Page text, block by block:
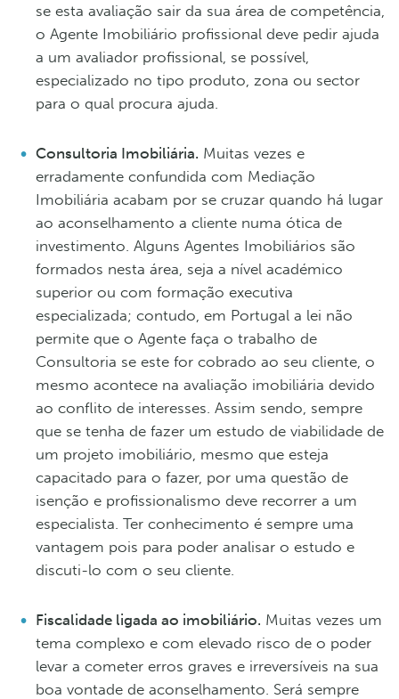
se esta avaliação sair da sua área de competência,
o Agente Imobiliário profissional deve pedir ajuda
a um avaliador profissional, se possível,
especializado no tipo produto, zona ou sector
para o qual procura ajuda.
Consultoria Imobiliária. Muitas vezes e
erradamente confundida com Mediação
Imobiliária acabam por se cruzar quando há lugar
ao aconselhamento a cliente numa ótica de
investimento. Alguns Agentes Imobiliários são
formados nesta área, seja a nível académico
superior ou com formação executiva
especializada; contudo, em Portugal a lei não
permite que o Agente faça o trabalho de
Consultoria se este for cobrado ao seu cliente, o
mesmo acontece na avaliação imobiliária devido
ao conflito de interesses. Assim sendo, sempre
que se tenha de fazer um estudo de viabilidade de
um projeto imobiliário, mesmo que esteja
capacitado para o fazer, por uma questão de
isenção e profissionalismo deve recorrer a um
especialista. Ter conhecimento é sempre uma
vantagem pois para poder analisar o estudo e
discuti-lo com o seu cliente.
Fiscalidade ligada ao imobiliário. Muitas vezes um
tema complexo e com elevado risco de o poder
levar a cometer erros graves e irreversíveis na sua
boa vontade de aconselhamento. Será sempre